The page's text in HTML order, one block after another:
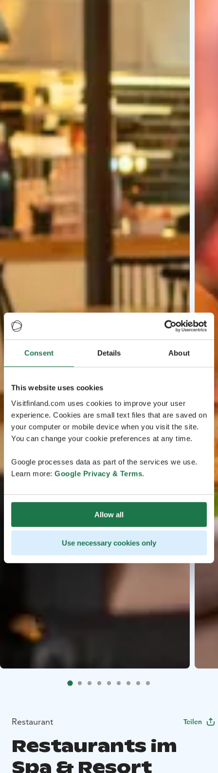
Consent Details About
This website uses cookies
Visitfinland.com uses cookies to improve your user
experience. Cookies are small text files that are saved on
your computer or mobile device when you visit the site.
You can change your cookie preferences at any time.
Google processes data as part of the services we use.
Learn more: Google Privacy & Terms.
Allow all
Use necessary cookies only
Restaurant Teilen
Restaurants im
Spa & Resort